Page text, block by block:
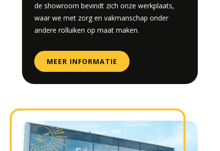
de showroom bevindt zich onze werkplaats,
waar we met zorg en vakmanschap onder
andere rolluiken op maat maken.
MEER INFORMATIE